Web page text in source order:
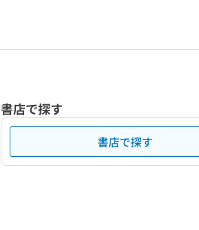
書店で探す
書店で探す